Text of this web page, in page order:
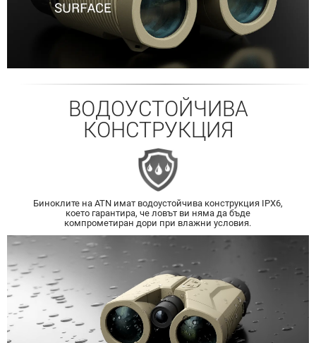
ВОДОУСТОЙЧИВА
КОНСТРУКЦИЯ
Биноклите на ATN имат водоустойчива конструкция IPX6,
което гарантира, че ловът ви няма да бъде
компрометиран дори при влажни условия.